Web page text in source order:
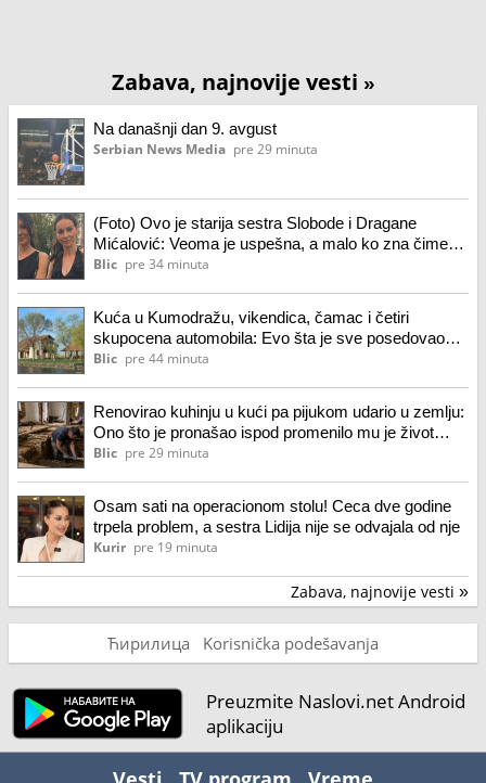
Zabava, najnovije vesti »
Na današnji dan 9. avgust
Serbian News Media pre 29 minuta
(Foto) Ovo je starija sestra Slobode i Dragane
Mićalović: Veoma je uspešna, a malo ko zna čime
se bavi: Danas ima poseban razlog za slavlje,
Blic pre 34 minuta
Kuća u Kumodražu, vikendica, čamac i četiri
skupocena automobila: Evo šta je sve posedovao
naš glumac, ćerka tvrdi da je prevarena za
Blic pre 44 minuta
Renovirao kuhinju u kući pa pijukom udario u zemlju:
Ono što je pronašao ispod promenilo mu je život
zauvek
Blic pre 29 minuta
Osam sati na operacionom stolu! Ceca dve godine
trpela problem, a sestra Lidija nije se odvajala od nje
Kurir pre 19 minuta
Zabava, najnovije vesti »
Ћирилица Korisnička podešavanja
Preuzmite Naslovi.net Android
aplikaciju